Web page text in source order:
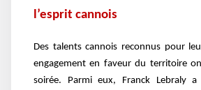
l’esprit cannois
Des talents cannois reconnus pour
engagement en faveur du territoire
soirée. Parmi eux, Franck Lebraly